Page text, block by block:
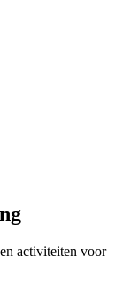
activiteiten voor